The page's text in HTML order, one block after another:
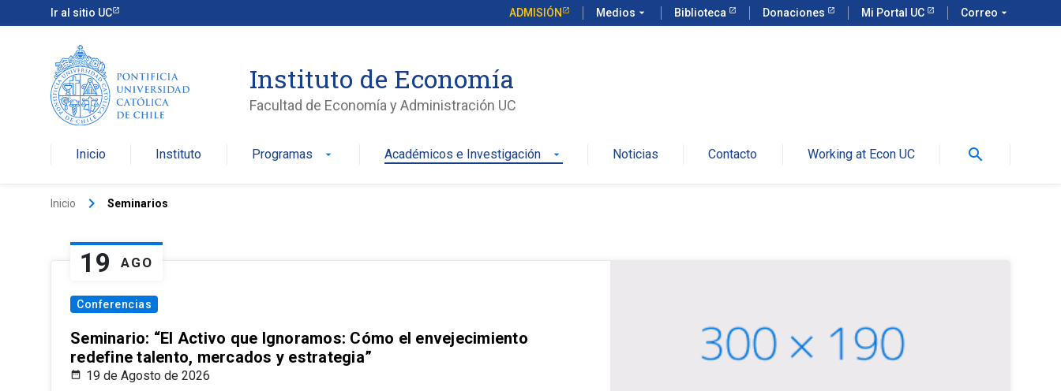
Ir al sitio UC ADMISIÓN Medios arrow_drop_down Biblioteca Donaciones Mi Portal UC Correo arrow_drop_down
Instituto de Economía
Facultad de Economía y Administración UC
Inicio Instituto Programas arrow_drop_down Académicos e Investigación arrow_drop_down Noticias Contacto Working at Econ UC search
Inicio keyboard_arrow_right Seminarios
19 AGO
Conferencias
Seminario: “El Activo que Ignoramos: Cómo el envejecimiento
redefine talento, mercados y estrategia”
19 de Agosto de 2026